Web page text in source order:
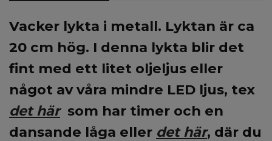
Vacker lykta i metall. Lyktan är ca
20 cm hög. I denna lykta blir det
fint med ett litet oljeljus eller
något av våra mindre LED ljus, tex
det härsom har timer och en
dansande låga eller det här, där du